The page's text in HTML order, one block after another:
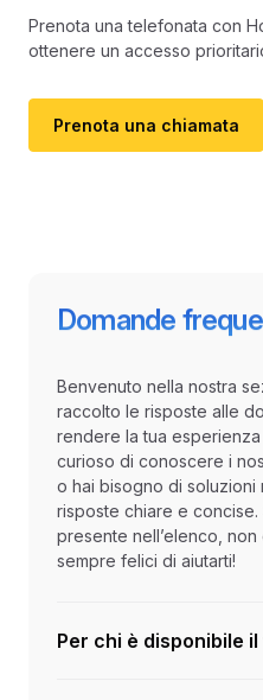
Prenota una telefonata con
ottenere un accesso
Prenota una chiamata
Domande
Benvenuto nella nostra
raccolto le risposte alle
rendere la tua
curioso di conoscere i
o hai bisogno di soluzioni
risposte chiare e
presente nell’elenco,
sempre felici di aiutarti!
Per chi è disponibile